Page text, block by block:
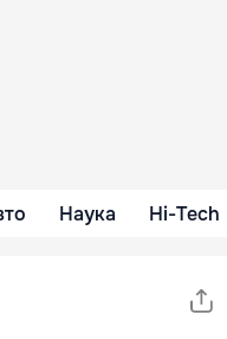
Наука Hi-Tech